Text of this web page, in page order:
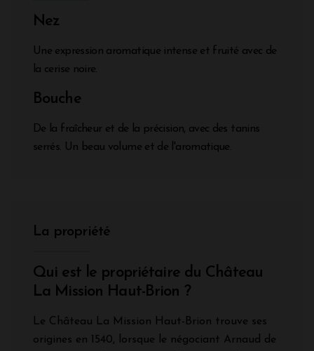
Nez
Une expression aromatique intense et fruité avec de
la cerise noire.
Bouche
De la fraîcheur et de la précision, avec des tanins
serrés. Un beau volume et de l'aromatique.
La propriété
Qui est le propriétaire du Château
La Mission Haut-Brion ?
Le Château La Mission Haut-Brion trouve ses
origines en 1540, lorsque le négociant Arnaud de